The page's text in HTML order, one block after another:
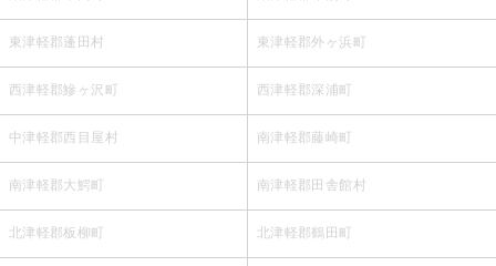
東津軽郡蓬田村 東津軽郡外ヶ浜町
西津軽郡鰺ヶ沢町 西津軽郡深浦町
中津軽郡西目屋村 南津軽郡藤崎町
南津軽郡大鰐町 南津軽郡田舎館村
北津軽郡板柳町 北津軽郡鶴田町